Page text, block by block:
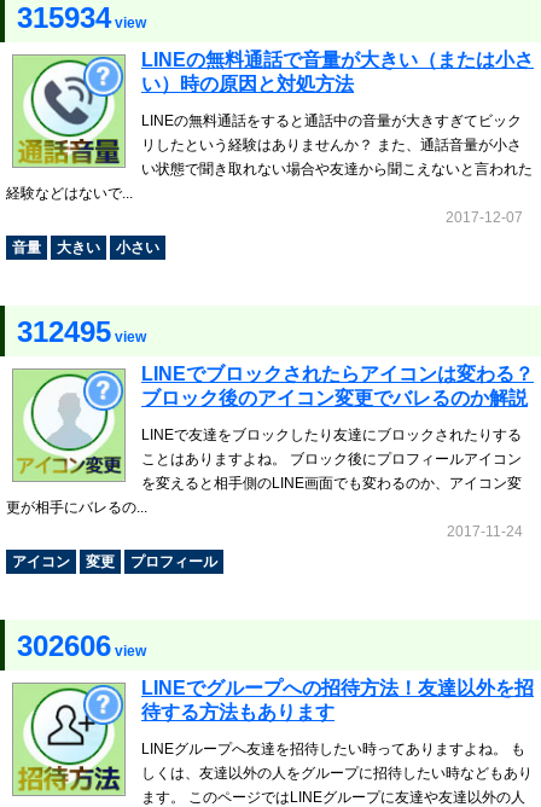
315934view
LINEの無料通話で音量が大きい（または小さ
い）時の原因と対処方法
LINEの無料通話をすると通話中の音量が大きすぎてビック
リしたという経験はありませんか？ また、通話音量が小さ
い状態で聞き取れない場合や友達から聞こえないと言われた
経験などはないで...
2017-12-07
音量
大きい 小さい
312495 view
LINEでブロックされたらアイコンは変わる？
ブロック後のアイコン変更でバレるのか解説
LINEで友達をブロックしたり友達にブロックされたりする
ことはありますよね。 ブロック後にプロフィールアイコン
を変えると相手側のLINE画面でも変わるのか、アイコン変
更が相手にバレるの...
2017-11-24
アイコン
変更 プロフィール
302606 view
LINEでグループへの招待方法！友達以外を招
待する方法もあります
LINEグループへ友達を招待したい時ってありますよね。 も
しくは、友達以外の人をグループに招待したい時などもあり
ます。 このページではLINEグループに友達や友達以外の人